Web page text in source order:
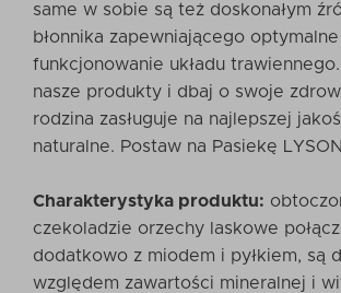
same w sobie są też doskonałym
błonnika zapewniającego optymalne
funkcjonowanie układu
nasze produkty i dbaj o swoje
rodzina zasługuje na najlepszej
naturalne. Postaw na Pasiekę
Charakterystyka produktu:
czekoladzie orzechy laskowe
dodatkowo z miodem i pyłkiem, są
względem zawartości mineralnej i